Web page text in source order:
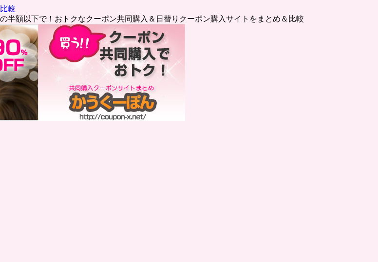
較
額以下で！おトクなクーポン共同購入＆日替りクーポン購入サイトをまとめ＆比較